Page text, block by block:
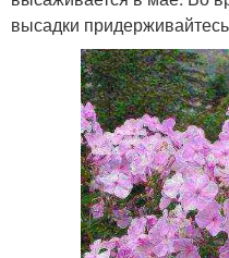
высадки